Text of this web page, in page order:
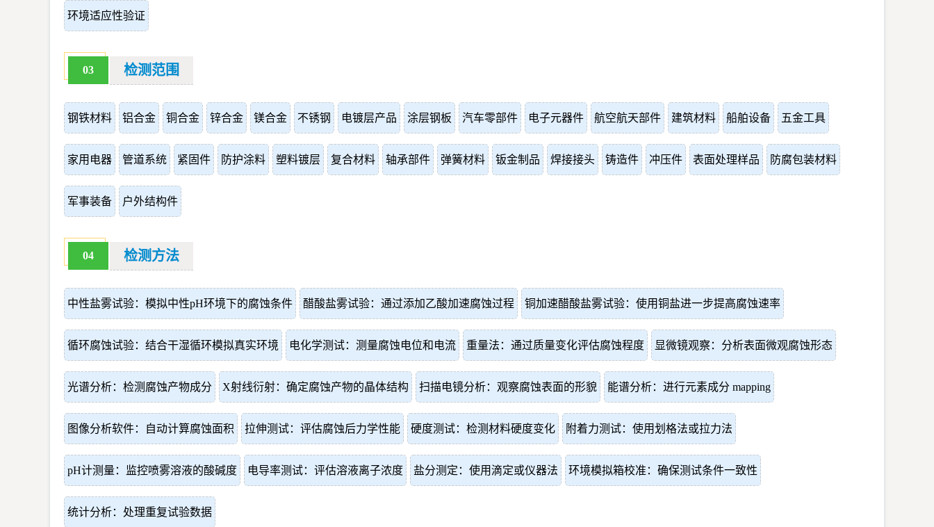
环境适应性验证
03 检测范围
钢铁材料 铝合金 铜合金 锌合金 镁合金 不锈钢 电镀层产品 涂层钢板 汽车零部件 电子元器件 航空航天部件 建筑材料 船舶设备 五金工具
家用电器 管道系统 紧固件 防护涂料 塑料镀层 复合材料 轴承部件 弹簧材料 钣金制品 焊接接头 铸造件 冲压件 表面处理样品 防腐包装材料
军事装备 户外结构件
04 检测方法
中性盐雾试验：模拟中性pH环境下的腐蚀条件 醋酸盐雾试验：通过添加乙酸加速腐蚀过程 铜加速醋酸盐雾试验：使用铜盐进一步提高腐蚀速率
循环腐蚀试验：结合干湿循环模拟真实环境 电化学测试：测量腐蚀电位和电流 重量法：通过质量变化评估腐蚀程度 显微镜观察：分析表面微观腐蚀形态
光谱分析：检测腐蚀产物成分 X射线衍射：确定腐蚀产物的晶体结构 扫描电镜分析：观察腐蚀表面的形貌 能谱分析：进行元素成分 mapping
图像分析软件：自动计算腐蚀面积 拉伸测试：评估腐蚀后力学性能 硬度测试：检测材料硬度变化 附着力测试：使用划格法或拉力法
pH计测量：监控喷雾溶液的酸碱度 电导率测试：评估溶液离子浓度 盐分测定：使用滴定或仪器法 环境模拟箱校准：确保测试条件一致性
统计分析：处理重复试验数据